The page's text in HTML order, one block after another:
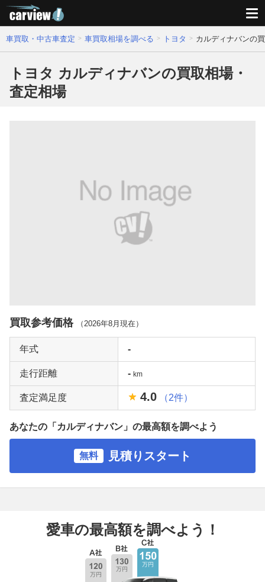
車買取・中古車査定 車買取相場を調べる トヨタ カルディナバンの
トヨタ カルディナバンの買取相場・
査定相場
買取参考価格 （2026年8月 現在）
年式 -
走行距離 - km
査定満足度 4.0 （2件）
あなたの「カルディナバン」の最高額を調べよう
無料 見積りスタート
愛車の最高額を調べよう！